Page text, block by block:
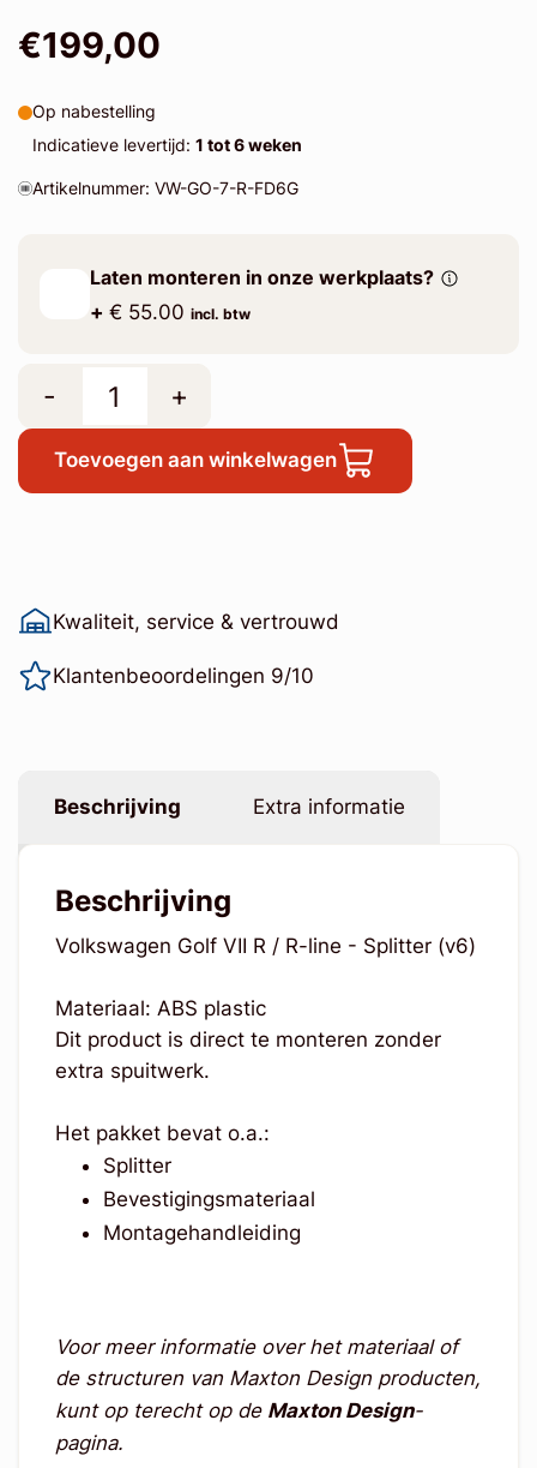
€199,00
Op nabestelling
Indicatieve levertijd: 1 tot 6 weken
Artikelnummer: VW-GO-7-R-FD6G
Laten monteren in onze werkplaats?
+ € 55.00 incl. btw
- +
Toevoegen aan winkelwagen
Kwaliteit, service & vertrouwd
Klantenbeoordelingen 9/10
Beschrijving Extra informatie
Beschrijving
Volkswagen Golf VII R / R-line - Splitter (v6)
Materiaal: ABS plastic
Dit product is direct te monteren zonder
extra spuitwerk.
Het pakket bevat o.a.:
Splitter
Bevestigingsmateriaal
Montagehandleiding
Voor meer informatie over het materiaal of
de structuren van Maxton Design producten,
kunt op terecht op de Maxton Design-
pagina.